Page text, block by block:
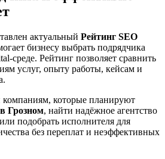
актуальный Рейтинг SEO
бизнесу выбрать подрядчика
среде. Рейтинг позволяет сравнить
услуг, опыту работы, кейсам и
компаниям, которые планируют
Грозном, найти надёжное агентство
подобрать исполнителя для
без переплат и неэффективных